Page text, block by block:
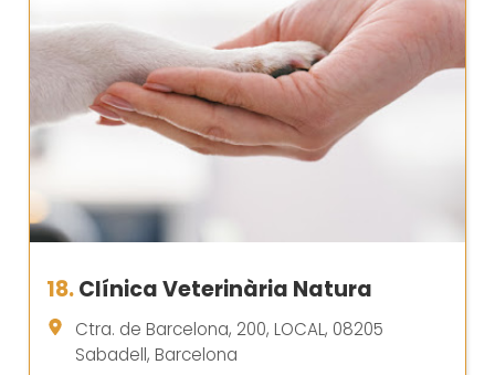
18.Clínica Veterinària Natura
Ctra. de Barcelona, 200, LOCAL, 08205
Sabadell, Barcelona